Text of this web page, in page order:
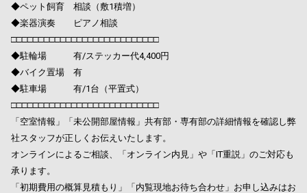
◆ペット飼育 相談（敷1積増）
◆楽器演奏 ピアノ相談
□□□□□□□□□□□□□□□□□□□□□□□□□□□
◆駐輪場 有/ステッカー代4,400円
◆バイク置場 有
◆駐車場 有/1台（平置式）
□□□□□□□□□□□□□□□□□□□□□□□□□□□
「空室情報」「未公開部屋情報」共有部・専有部の詳細情報を確認し弊
社スタッフが正しくお伝えいたします。
オンラインによるご相談、「オンライン内見」や「IT重説」のご対応も
承ります。
「初期費用の概算見積もり」「内覧現地お待ち合わせ」お申し込みはお